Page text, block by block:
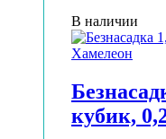
В наличии
кубик,